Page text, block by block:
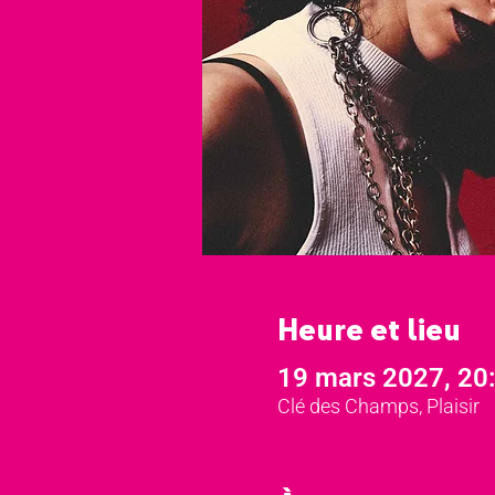
Heure et lieu
19 mars 2027,
Clé des Champs, Plaisir